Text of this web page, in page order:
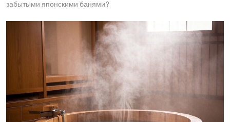
забытыми японскими банями?